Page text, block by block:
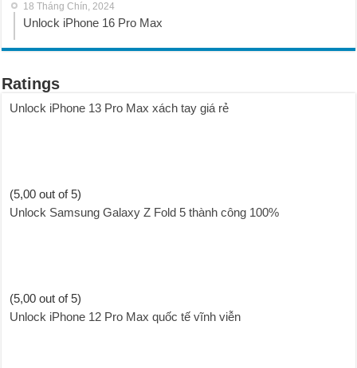
18 Tháng Chín, 2024
Unlock iPhone 16 Pro Max
Ratings
Unlock iPhone 13 Pro Max xách tay giá rẻ
(5,00 out of 5)
Unlock Samsung Galaxy Z Fold 5 thành công 100%
(5,00 out of 5)
Unlock iPhone 12 Pro Max quốc tế vĩnh viễn